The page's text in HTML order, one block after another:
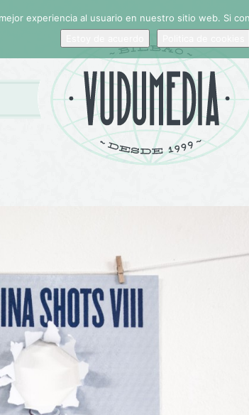
experiencia al usuario en nuestro sitio web. Si